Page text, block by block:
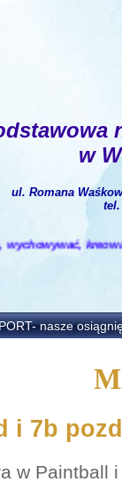
w
ul. Romana
tel.
i inspiro wać.
nasze
i 7b
w Paintball